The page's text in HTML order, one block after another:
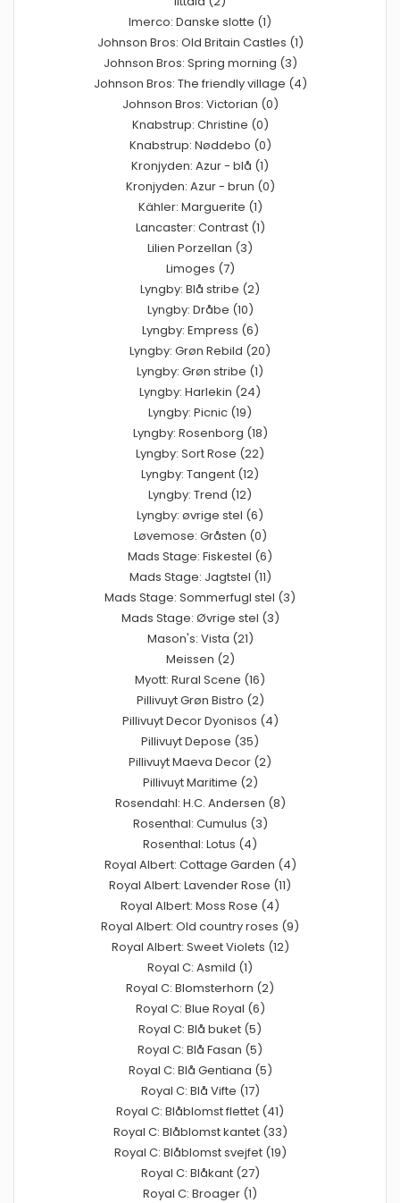
Imerco: Danske slotte (1)
Johnson Bros: Old Britain Castles (1)
Johnson Bros: Spring morning (3)
Johnson Bros: The friendly village (4)
Johnson Bros: Victorian (0)
Knabstrup: Christine (0)
Knabstrup: Nøddebo (0)
Kronjyden: Azur - blå (1)
Kronjyden: Azur - brun (0)
Kähler: Marguerite (1)
Lancaster: Contrast (1)
Lilien Porzellan (3)
Limoges (7)
Lyngby: Blå stribe (2)
Lyngby: Dråbe (10)
Lyngby: Empress (6)
Lyngby: Grøn Rebild (20)
Lyngby: Grøn stribe (1)
Lyngby: Harlekin (24)
Lyngby: Picnic (19)
Lyngby: Rosenborg (18)
Lyngby: Sort Rose (22)
Lyngby: Tangent (12)
Lyngby: Trend (12)
Lyngby: øvrige stel (6)
Løvemose: Gråsten (0)
Mads Stage: Fiskestel (6)
Mads Stage: Jagtstel (11)
Mads Stage: Sommerfugl stel (3)
Mads Stage: Øvrige stel (3)
Mason's: Vista (21)
Meissen (2)
Myott: Rural Scene (16)
Pillivuyt Grøn Bistro (2)
Pillivuyt Decor Dyonisos (4)
Pillivuyt Depose (35)
Pillivuyt Maeva Decor (2)
Pillivuyt Maritime (2)
Rosendahl: H.C. Andersen (8)
Rosenthal: Cumulus (3)
Rosenthal: Lotus (4)
Royal Albert: Cottage Garden (4)
Royal Albert: Lavender Rose (11)
Royal Albert: Moss Rose (4)
Royal Albert: Old country roses (9)
Royal Albert: Sweet Violets (12)
Royal C: Asmild (1)
Royal C: Blomsterhorn (2)
Royal C: Blue Royal (6)
Royal C: Blå buket (5)
Royal C: Blå Fasan (5)
Royal C: Blå Gentiana (5)
Royal C: Blå Vifte (17)
Royal C: Blåblomst flettet (41)
Royal C: Blåblomst kantet (33)
Royal C: Blåblomst svejfet (19)
Royal C: Blåkant (27)
Royal C: Broager (1)